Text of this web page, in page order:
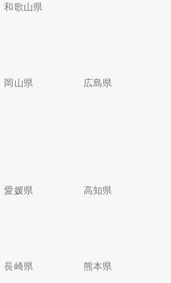
和歌山県
岡山県 広島県
愛媛県 高知県
長崎県 熊本県